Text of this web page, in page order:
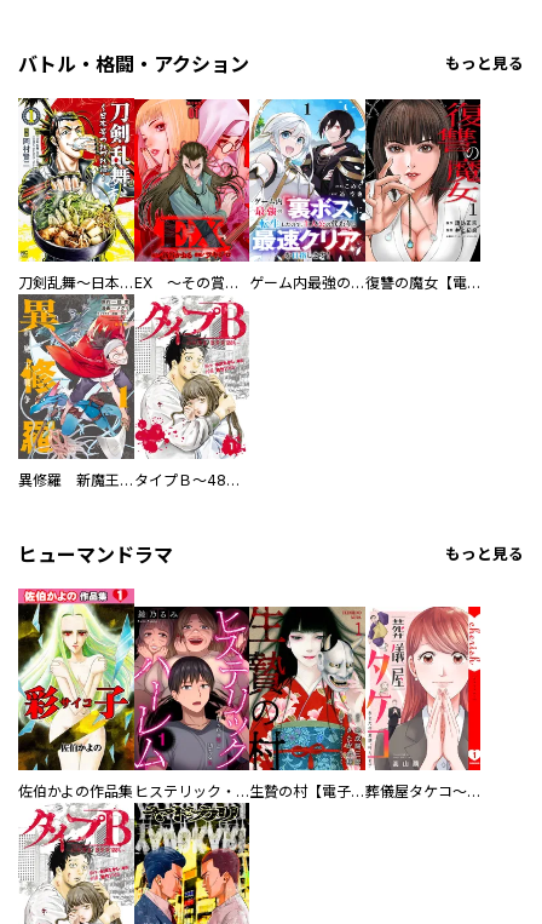
バトル・格闘・アクション もっと見る
刀剣乱舞～日本号つれづれ酒～ EX ～その賞金稼ぎは、世界の出口を探す～【単行本版】 ゲーム内最強の『裏ボス』に転生したので、主人公の代わりに最速クリアを目指します！【電子単行本版】 復讐の魔女【電子単行本版】
異修羅 新魔王戦争 タイプＢ～48時間後、致死率100％～【単話】
ヒューマンドラマ もっと見る
佐伯かよの作品集 ヒステリック・ハーレム～搾られる男と堕ちる女～【電子単行本版】 生贄の村【電子単行本版】 葬儀屋タケコ～あなたの最期、叶えます【電子単行本版】